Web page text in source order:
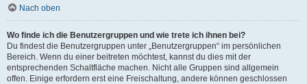
Nach oben
Wo finde ich die Benutzergruppen und wie trete ich ihnen bei?
Du findest die Benutzergruppen unter „Benutzergruppen“ im persönlichen
Bereich. Wenn du einer beitreten möchtest, kannst du dies mit der
entsprechenden Schaltfläche machen. Nicht alle Gruppen sind allgemein
offen. Einige erfordern erst eine Freischaltung, andere können geschlossen